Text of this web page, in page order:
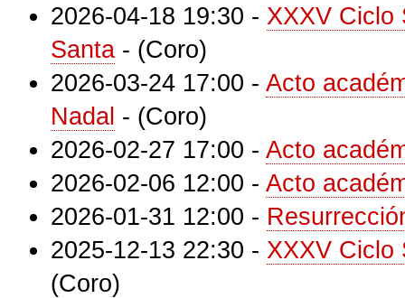
2026-04-18 19:30 - XXXV Ciclo
Santa - (Coro)
2026-03-24 17:00 - Acto
Nadal - (Coro)
2026-02-27 17:00 - Acto
2026-02-06 12:00 - Acto
2026-01-31 12:00 -
2025-12-13 22:30 - XXXV Ciclo
(Coro)